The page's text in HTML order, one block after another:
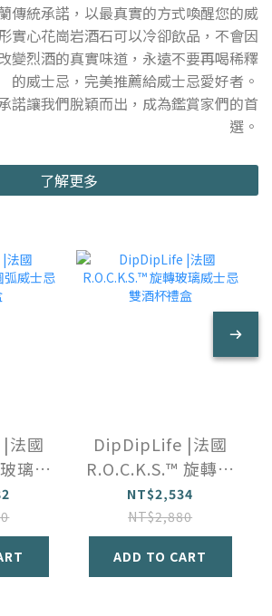
傳統承諾，以最真實的方式喚醒您的威
實心花崗岩酒石可以冷卻飲品，不會因
變烈酒的真實味道，永遠不要再喝稀釋
的威士忌，完美推薦給威士忌愛好者。
諾讓我們脫穎而出，成為鑑賞家們的首
選。
了解更多
法國
璃圓
禮盒
DipDipLife |法國
R.O.C.K.S.™️ 旋轉玻
璃威士忌雙酒杯禮
盒
NT$2,534
NT$2,880
ADD TO CART